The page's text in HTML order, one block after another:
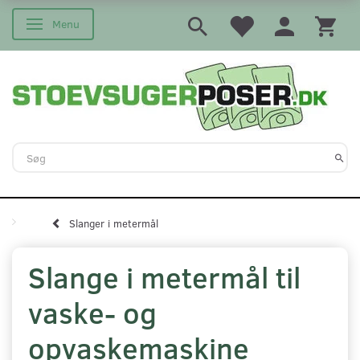
Skifte navigation
Menu
Slanger i metermål
Slange i metermål til
vaske- og
opvaskemaskine